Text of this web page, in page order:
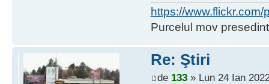
https://
Purcelul mov
Re: Ştiri
de 133» Lun 24 Ian